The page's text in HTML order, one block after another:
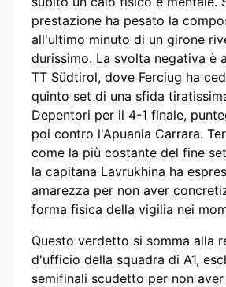
prestazione ha pesato la
all'ultimo minuto di un girone
durissimo. La svolta negativa è
TT Südtirol, dove Ferciug ha
quinto set di una sfida
Depentori per il 4-1 finale,
poi contro l'Apuania Carrara.
come la più costante del fine
la capitana Lavrukhina ha
amarezza per non aver
forma fisica della vigilia nei
Questo verdetto si somma alla
d'ufficio della squadra di A1,
semifinali scudetto per non